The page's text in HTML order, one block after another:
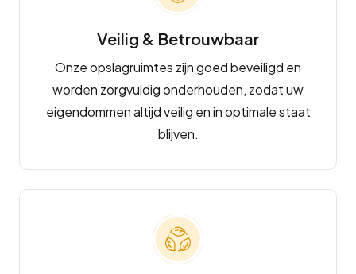
Veilig & Betrouwbaar
Onze opslagruimtes zijn goed beveiligd en
worden zorgvuldig onderhouden, zodat uw
eigendommen altijd veilig en in optimale staat
blijven.